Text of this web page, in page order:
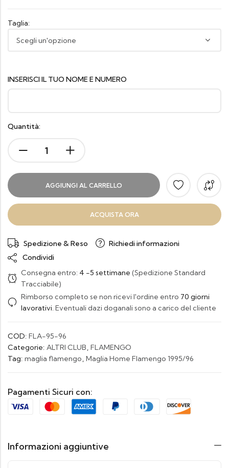
Taglia:
INSERISCI IL TUO NOME E NUMERO
Quantità:
AGGIUNGI AL CARRELLO
ACQUISTA ORA
Spedizione & Reso
Richiedi informazioni
Condividi
Consegna entro: 4 -5 settimane (Spedizione Standard
Tracciabile)
Rimborso completo se non ricevi l'ordine entro 70 giorni
lavorativi. Eventuali dazi doganali sono a carico del cliente
COD: FLA-95-96
Categorie: ALTRI CLUB, FLAMENGO
Tag: maglia flamengo, Maglia Home Flamengo 1995/96
Pagamenti Sicuri con:
Informazioni aggiuntive